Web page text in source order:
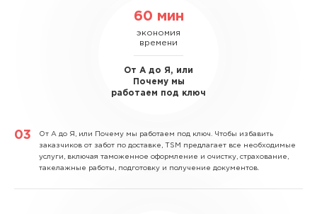
60 мин
экономия
времени
От А до Я, или
Почему мы
работаем под ключ
От А до Я, или Почему мы работаем под ключ. Чтобы избавить
заказчиков от забот по доставке, TSM предлагает все необходимые
услуги, включая таможенное оформление и очистку, страхование,
такелажные работы, подготовку и получение документов.